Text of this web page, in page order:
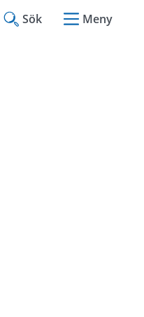
Sök Meny